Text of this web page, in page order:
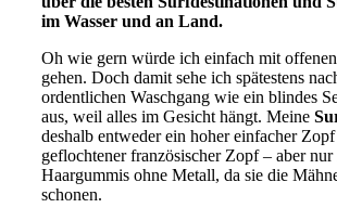
im Wasser und an Land.
Oh wie gern würde ich einfach mit
gehen. Doch damit sehe ich spätestens
ordentlichen Waschgang wie ein blindes
aus, weil alles im Gesicht hängt. Meine
deshalb entweder ein hoher einfacher
geflochtener französischer Zopf – aber
Haargummis ohne Metall, da sie die
schonen.